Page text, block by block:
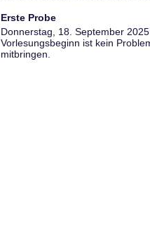
Erste Probe
Donnerstag, 18. September
Vorlesungsbeginn ist kein
mitbringen.